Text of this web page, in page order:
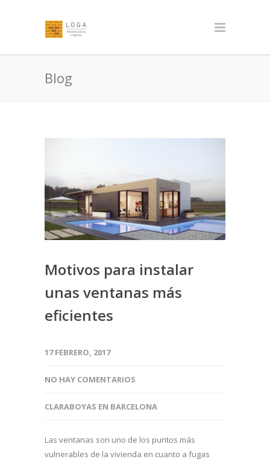
Blog
Motivos para instalar
unas ventanas más
eficientes
17 FEBRERO, 2017
NO HAY COMENTARIOS
CLARABOYAS EN BARCELONA
Las ventanas son uno de los puntos más
vulnerables de la vivienda en cuanto a fugas